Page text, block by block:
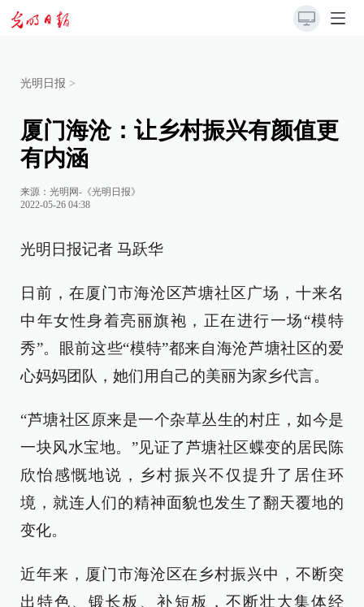
光明日报 >
厦门海沧：让乡村振兴有颜值更
有内涵
来源： 光明网-《光明日报》
2022-05-26 04:38
光明日报记者 马跃华
日前，在厦门市海沧区芦塘社区广场，十来名
中年女性身着亮丽旗袍，正在进行一场“模特
秀”。眼前这些“模特”都来自海沧芦塘社区的爱
心妈妈团队，她们用自己的美丽为家乡代言。
“芦塘社区原来是一个杂草丛生的村庄，如今是
一块风水宝地。”见证了芦塘社区蝶变的居民陈
欣怡感慨地说，乡村振兴不仅提升了居住环
境，就连人们的精神面貌也发生了翻天覆地的
变化。
近年来，厦门市海沧区在乡村振兴中，不断突
出特色、锻长板、补短板，不断壮大集体经